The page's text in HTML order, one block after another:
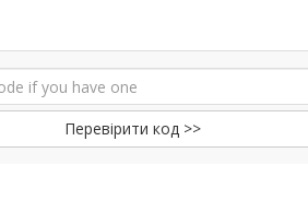
Перевірити код >>